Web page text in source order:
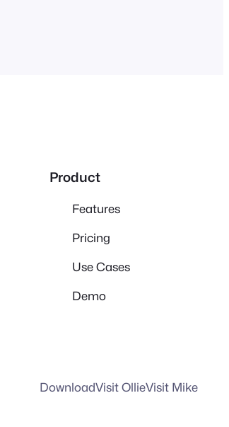
Product
Features
Pricing
Use Cases
Demo
DownloadVisit OllieVisit Mike